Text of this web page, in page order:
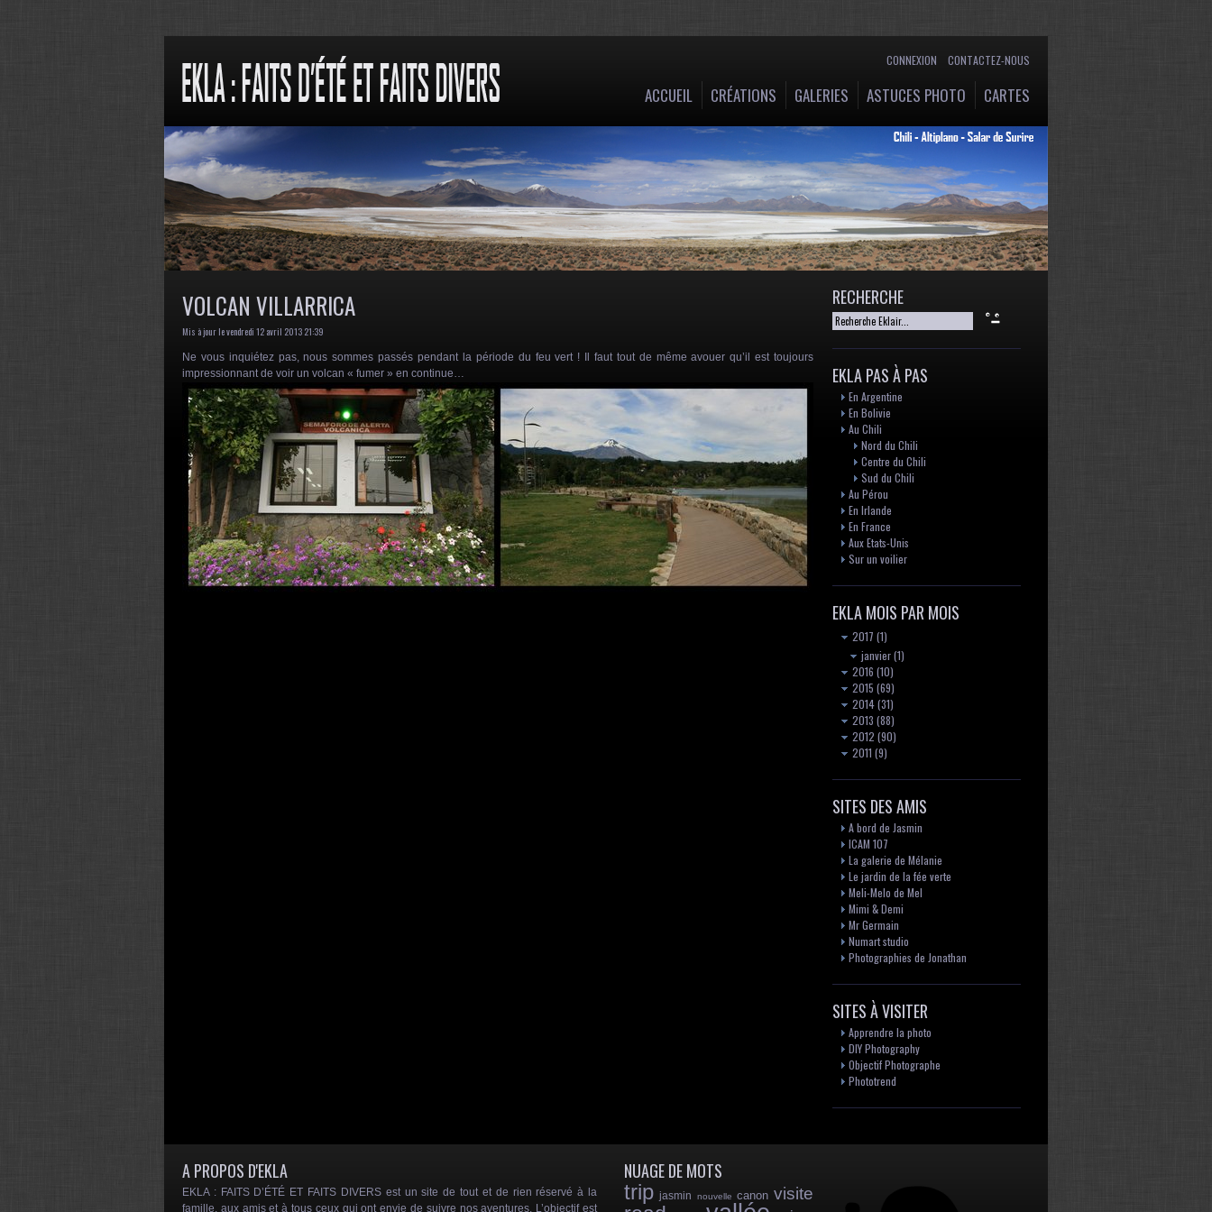
CONNEXION CONTACTEZ-NOUS
ACCUEIL CRÉATIONS GALERIES ASTUCES PHOTO CARTES
VOLCAN VILLARRICA
Mis à jour le vendredi 12 avril 2013 21:39
Ne vous inquiétez pas, nous sommes passés pendant la période du feu vert ! Il faut tout de même avouer qu’il est toujours
impressionnant de voir un volcan « fumer » en continue…
RECHERCHE
EKLA PAS À PAS
En Argentine
En Bolivie
Au Chili
Nord du Chili
Centre du Chili
Sud du Chili
Au Pérou
En Irlande
En France
Aux Etats-Unis
Sur un voilier
EKLA MOIS PAR MOIS
2017 (1)
janvier(1)
2016 (10)
2015 (69)
2014(31)
2013 (88)
2012 (90)
2011 (9)
SITES DES AMIS
A bord de Jasmin
ICAM 107
La galerie de Mélanie
Le jardin de la fée verte
Meli-Melo de Mel
Mimi & Demi
Mr Germain
Numart studio
Photographies de Jonathan
SITES À VISITER
Apprendre la photo
DIY Photography
Objectif Photographe
Phototrend
A PROPOS D'EKLA
EKLA : FAITS D’ÉTÉ ET FAITS DIVERS est un site de tout et de rien réservé à la
famille, aux amis et à tous ceux qui ont envie de suivre nos aventures. L’objectif est
NUAGE DE MOTS
trip jasmin nouvelle canon visite